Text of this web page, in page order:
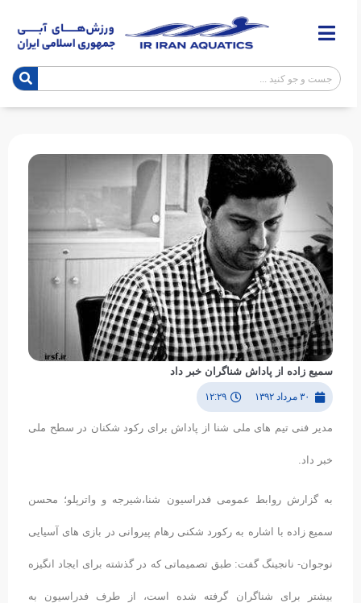
سمیع زاده از پاداش شناگران خبر داد
۳۰ مرداد ۱۳۹۲ ۱۲:۲۹
مدیر فنی تیم های ملی شنا از پاداش برای رکود شکنان در سطح ملی
خبر داد.
به گزارش روابط عمومی فدراسیون شنا،شیرجه و واترپلو؛ محسن
سمیع زاده با اشاره به رکورد شکنی رهام پیروانی در بازی های آسیایی
نوجوان- نانجینگ گفت: طبق تصمیماتی که در گذشته برای ایجاد انگیزه
بیشتر برای شناگران گرفته شده است، از طرف فدراسیون به